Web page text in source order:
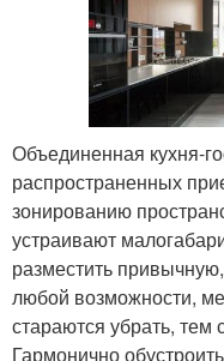
Объединенная кухня-
распространенных
зонированию
устраивают
разместить
любой возможности,
стараются убрать,
Гармонично